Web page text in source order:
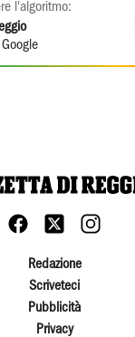
l'algoritmo:
Redazione
Scriveteci
Pubblicità
Privacy